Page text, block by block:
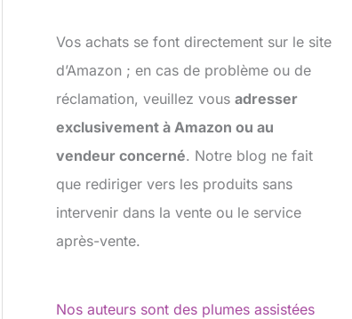
Vos achats se font directement sur le site
d’Amazon ; en cas de problème ou de
réclamation, veuillez vousadresser
exclusivement à Amazon ou au
vendeur concerné. Notre blog ne fait
que rediriger vers les produits sans
intervenir dans la vente ou le service
après-vente.
Nos auteurs sont des plumes assistées